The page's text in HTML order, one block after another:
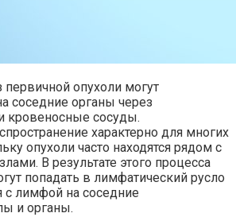
опухоли могут
соседние органы через
кровеносные сосуды.
характерно для многих
опухоли часто находятся рядом с
В результате этого процесса
попадать в лимфатический русло
с лимфой на соседние
и органы.